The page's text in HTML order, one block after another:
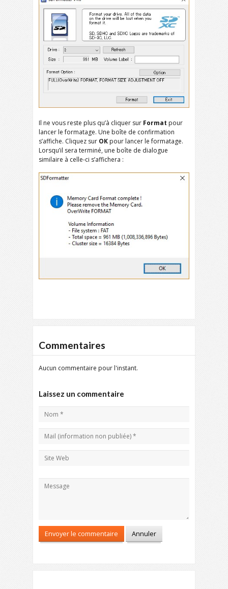
Il ne vous reste plus qu’à cliquer sur Format pour
lancer le formatage. Une boîte de confirmation
s’affiche. Cliquez sur OK pour lancer le formatage.
Lorsqu’il sera terminé, une boîte de dialogue
similaire à celle-ci s’affichera :
Commentaires
Aucun commentaire pour l'instant.
Laissez un commentaire